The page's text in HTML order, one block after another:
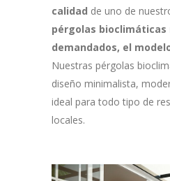
calidad de uno de
pérgolas bioclimáticas
demandados, el
Nuestras pérgolas
diseño minimalista,
ideal para todo tipo de
locales.